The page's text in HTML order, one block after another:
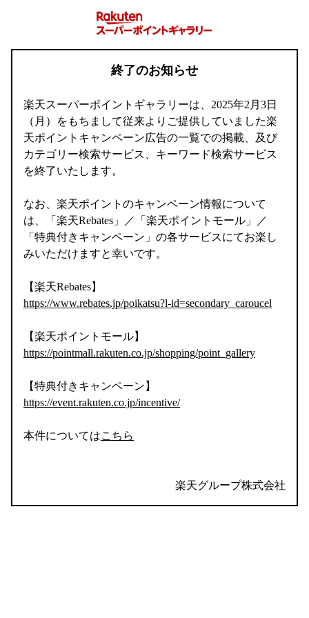
終了のお知らせ
楽天スーパーポイントギャラリーは、2025年2月3日
（月）をもちまして従来よりご提供していました楽
天ポイントキャンペーン広告の一覧での掲載、及び
カテゴリー検索サービス、キーワード検索サービス
を終了いたします。
なお、楽天ポイントのキャンペーン情報について
は、「楽天Rebates」／「楽天ポイントモール」／
「特典付きキャンペーン」の各サービスにてお楽し
みいただけますと幸いです。
【楽天Rebates】
https://www.rebates.jp/poikatsu?l-id=secondary_caroucel
【楽天ポイントモール】
https://pointmall.rakuten.co.jp/shopping/point_gallery
【特典付きキャンペーン】
https://event.rakuten.co.jp/incentive/
本件についてはこちら
楽天グループ株式会社